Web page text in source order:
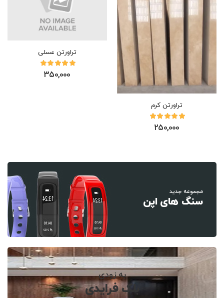
تراورتن کرم
250,000
تراورتن عسلی
350,000
مجموعه جدید
سنگ های اپن
به زودی
بلک فرایدی